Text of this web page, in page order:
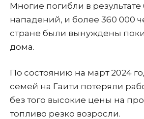
Многие погибли в
нападений, и более 360 000
стране были вынуждены
дома.
По состоянию на март 2024
семей на Гаити потеряли
без того высокие цены на
топливо резко возросли.